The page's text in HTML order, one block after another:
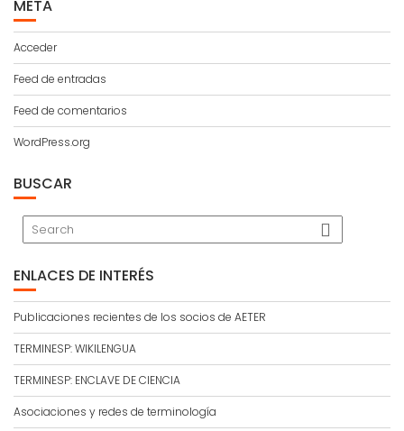
META
Acceder
Feed de entradas
Feed de comentarios
WordPress.org
BUSCAR
ENLACES DE INTERÉS
Publicaciones recientes de los socios de AETER
TERMINESP: WIKILENGUA
TERMINESP: ENCLAVE DE CIENCIA
Asociaciones y redes de terminología